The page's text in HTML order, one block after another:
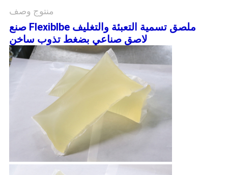
منتوج وصف
ملصق تسمية التعبئة والتغليف Flexiblbe صنع
لاصق صناعي بضغط تذوب ساخن